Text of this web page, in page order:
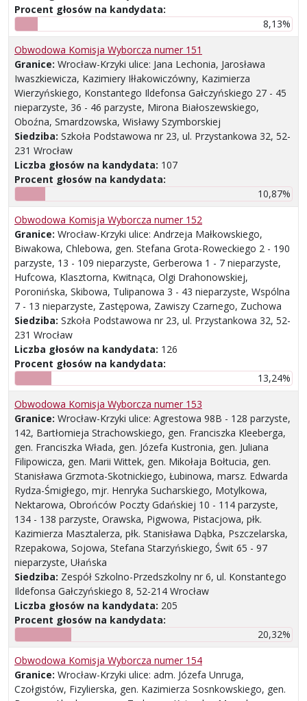
Procent głosów na kandydata:
8,13%
Obwodowa Komisja Wyborcza numer 151
Granice: Wrocław-Krzyki ulice: Jana Lechonia, Jarosława
Iwaszkiewicza, Kazimiery Iłłakowiczówny, Kazimierza
Wierzyńskiego, Konstantego Ildefonsa Gałczyńskiego 27 - 45
nieparzyste, 36 - 46 parzyste, Mirona Białoszewskiego,
Oboźna, Smardzowska, Wisławy Szymborskiej
Siedziba: Szkoła Podstawowa nr 23, ul. Przystankowa 32, 52-
231 Wrocław
Liczba głosów na kandydata: 107
Procent głosów na kandydata:
10,87%
Obwodowa Komisja Wyborcza numer 152
Granice: Wrocław-Krzyki ulice: Andrzeja Małkowskiego,
Biwakowa, Chlebowa, gen. Stefana Grota-Roweckiego 2 - 190
parzyste, 13 - 109 nieparzyste, Gerberowa 1 - 7 nieparzyste,
Hufcowa, Klasztorna, Kwitnąca, Olgi Drahonowskiej,
Poronińska, Skibowa, Tulipanowa 3 - 43 nieparzyste, Wspólna
7 - 13 nieparzyste, Zastępowa, Zawiszy Czarnego, Zuchowa
Siedziba: Szkoła Podstawowa nr 23, ul. Przystankowa 32, 52-
231 Wrocław
Liczba głosów na kandydata: 126
Procent głosów na kandydata:
13,24%
Obwodowa Komisja Wyborcza numer 153
Granice: Wrocław-Krzyki ulice: Agrestowa 98B - 128 parzyste,
142, Bartłomieja Strachowskiego, gen. Franciszka Kleeberga,
gen. Franciszka Włada, gen. Józefa Kustronia, gen. Juliana
Filipowicza, gen. Marii Wittek, gen. Mikołaja Bołtucia, gen.
Stanisława Grzmota-Skotnickiego, Łubinowa, marsz. Edwarda
Rydza-Śmigłego, mjr. Henryka Sucharskiego, Motylkowa,
Nektarowa, Obrońców Poczty Gdańskiej 10 - 114 parzyste,
134 - 138 parzyste, Orawska, Pigwowa, Pistacjowa, płk.
Kazimierza Masztalerza, płk. Stanisława Dąbka, Pszczelarska,
Rzepakowa, Sojowa, Stefana Starzyńskiego, Świt 65 - 97
nieparzyste, Ułańska
Siedziba: Zespół Szkolno-Przedszkolny nr 6, ul. Konstantego
Ildefonsa Gałczyńskiego 8, 52-214 Wrocław
Liczba głosów na kandydata: 205
Procent głosów na kandydata:
20,32%
Obwodowa Komisja Wyborcza numer 154
Granice: Wrocław-Krzyki ulice: adm. Józefa Unruga,
Czołgistów, Fizylierska, gen. Kazimierza Sosnkowskiego, gen.